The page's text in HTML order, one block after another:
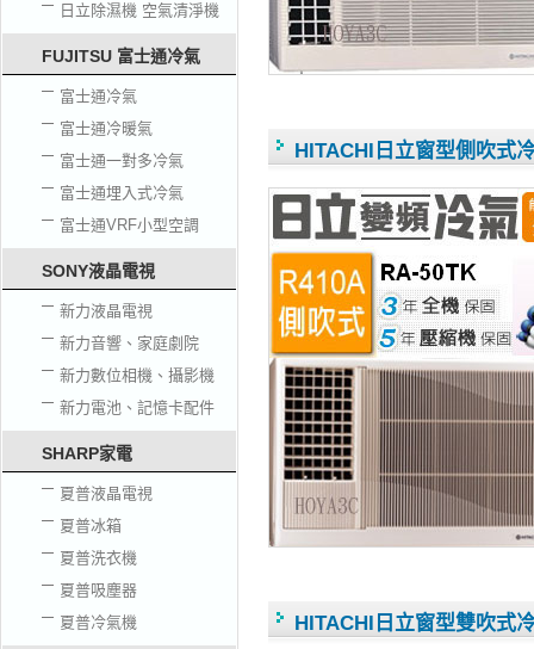
日立除濕機 空氣清淨機
FUJITSU 富士通冷氣
富士通冷氣
富士通冷暖氣
富士通一對多冷氣
富士通埋入式冷氣
富士通VRF小型空調
SONY液晶電視
新力液晶電視
新力音響、家庭劇院
新力數位相機、攝影機
新力電池、記憶卡配件
SHARP家電
夏普液晶電視
夏普冰箱
夏普洗衣機
夏普吸塵器
夏普冷氣機
HITACHI日立窗型側吹式
HITACHI日立窗型雙吹式